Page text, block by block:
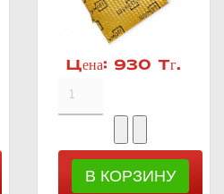
Цена: 930 Тг.